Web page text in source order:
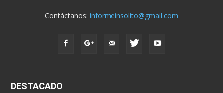
Contáctanos: informeinsolito@gmail.com
DESTACADO